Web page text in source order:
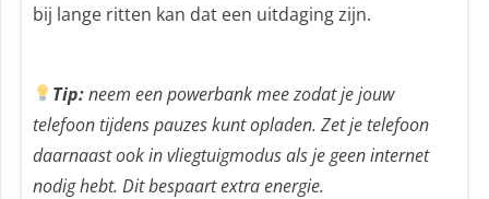
bij lange ritten kan dat een uitdaging zijn.
Tip:neem een powerbank mee zodat je jouw
telefoon tijdens pauzes kunt opladen. Zet je telefoon
daarnaast ook in vliegtuigmodus als je geen internet
nodig hebt. Dit bespaart extra energie.